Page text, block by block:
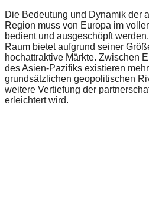
Die Bedeutung und Dynamik der
Region muss von Europa im
bedient und ausgeschöpft
Raum bietet aufgrund seiner
hochattraktive Märkte. Zwischen
des Asien-Pazifiks existieren
grundsätzlichen geopolitischen
weitere Vertiefung der
erleichtert wird.